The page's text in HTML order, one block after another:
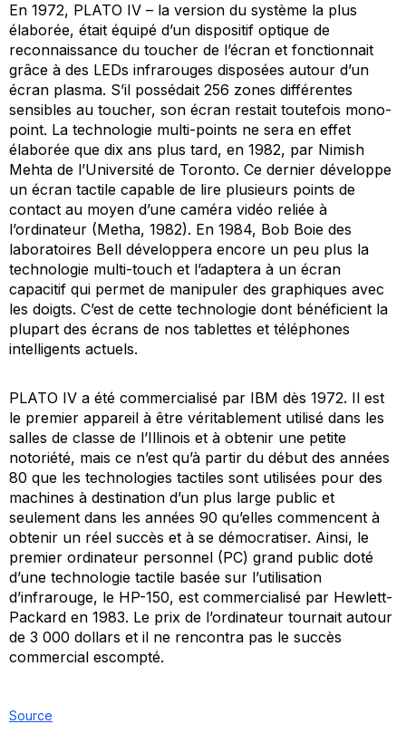
En 1972, PLATO IV – la version du système la plus
élaborée, était équipé d’un dispositif optique de
reconnaissance du toucher de l’écran et fonctionnait
grâce à des LEDs infrarouges disposées autour d’un
écran plasma. S’il possédait 256 zones différentes
sensibles au toucher, son écran restait toutefois mono-
point. La technologie multi-points ne sera en effet
élaborée que dix ans plus tard, en 1982, par Nimish
Mehta de l’Université de Toronto. Ce dernier développe
un écran tactile capable de lire plusieurs points de
contact au moyen d’une caméra vidéo reliée à
l’ordinateur (Metha, 1982). En 1984, Bob Boie des
laboratoires Bell développera encore un peu plus la
technologie multi-touch et l’adaptera à un écran
capacitif qui permet de manipuler des graphiques avec
les doigts. C’est de cette technologie dont bénéficient la
plupart des écrans de nos tablettes et téléphones
intelligents actuels.
PLATO IV a été commercialisé par IBM dès 1972. Il est
le premier appareil à être véritablement utilisé dans les
salles de classe de l’Illinois et à obtenir une petite
notoriété, mais ce n’est qu’à partir du début des années
80 que les technologies tactiles sont utilisées pour des
machines à destination d’un plus large public et
seulement dans les années 90 qu’elles commencent à
obtenir un réel succès et à se démocratiser. Ainsi, le
premier ordinateur personnel (PC) grand public doté
d’une technologie tactile basée sur l’utilisation
d’infrarouge, le HP-150, est commercialisé par Hewlett-
Packard en 1983. Le prix de l’ordinateur tournait autour
de 3 000 dollars et il ne rencontra pas le succès
commercial escompté.
Source